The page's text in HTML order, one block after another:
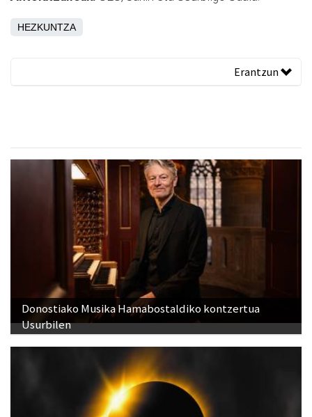
HEZKUNTZA
Erantzun
Donostiako Musika Hamabostaldiko kontzertua
Usurbilen